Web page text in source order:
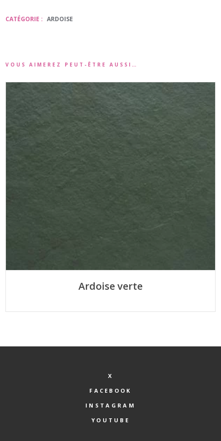
CATÉGORIE : ARDOISE
VOUS AIMEREZ PEUT-ÊTRE AUSSI…
Ardoise verte
X
FACEBOOK
INSTAGRAM
YOUTUBE